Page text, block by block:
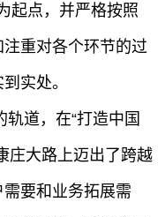
起点，并严格按照
重对各个环节的过
实处。
道，在“打造中国
庄大路上迈出了跨越
要和业务拓展需